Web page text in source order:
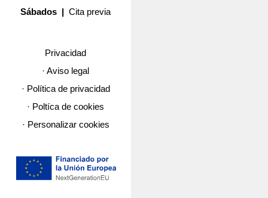
Sábados |Cita previa
Privacidad
· Aviso legal
· Política de privacidad
· Poltíca de cookies
· Personalizar cookies